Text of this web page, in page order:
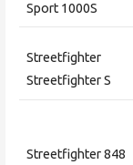
Sport 1000S
Streetfighter
Streetfighter S
Streetfighter 848